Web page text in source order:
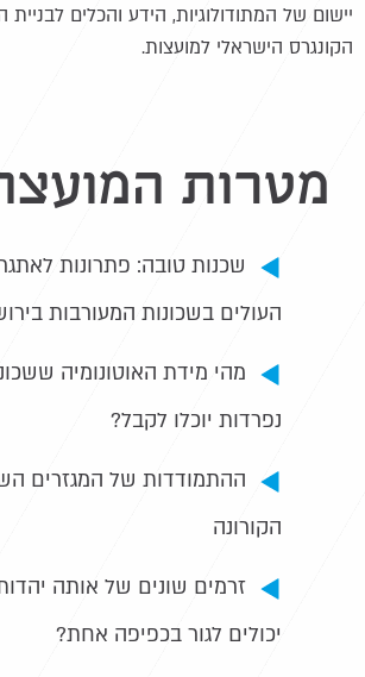
יישום של המתודולוגיות, הידע והכלים
הקונגרס הישראלי למועצות.
מטרות
שכנות טובה: פתרונות
העולים בשכונות המעורבות
מהי מידת האוטונומיה
נפרדות יוכלו לקבל?
ההתמודדות של המגזרים
הקורונה
זרמים שונים של אותה
יכולים לגור בכפיפה אחת?